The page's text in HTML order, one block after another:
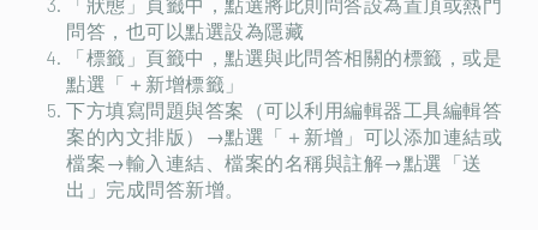
問答，也可以點選設為隱藏
「標籤」頁籤中，點選與此問答相關的標籤，或是
點選「＋新增標籤」
下方填寫問題與答案（可以利用編輯器工具編輯答
案的內文排版）→點選「＋新增」可以添加連結或
檔案→輸入連結、檔案的名稱與註解→點選「送
出」完成問答新增。